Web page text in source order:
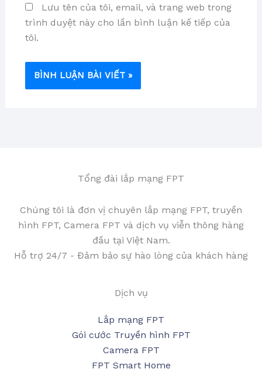
Lưu tên của tôi, email, và trang web trong
trình duyệt này cho lần bình luận kế tiếp của
tôi.
Tổng đài lắp mạng FPT
Chúng tôi là đơn vị chuyên lắp mạng FPT, truyền
hình FPT, Camera FPT và dịch vụ viễn thông hàng
đầu tại Việt Nam.
Hỗ trợ 24/7 - Đảm bảo sự hào lòng của khách hàng
Dịch vụ
Lắp mạng FPT
Gói cước Truyền hình FPT
Camera FPT
FPT Smart Home